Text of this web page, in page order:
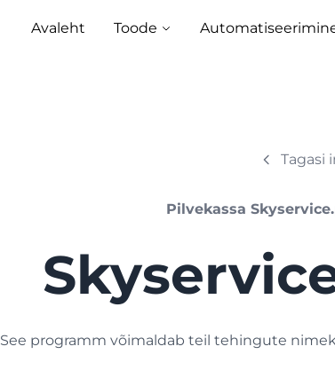
Avaleht Toode
Tagasi
Pilvekassa
See programm võimaldab teil tehingute